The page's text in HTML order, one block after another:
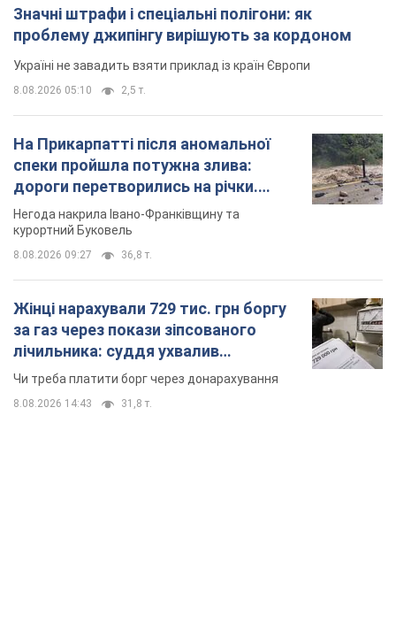
дороги перетворились на річки.
Відео
Негода накрила Івано-Франківщину та
за газ через покази зіпсованого
лічильника: суддя ухвалив
неочікуване рішення
8.08.2026 14:43 31,8 т.